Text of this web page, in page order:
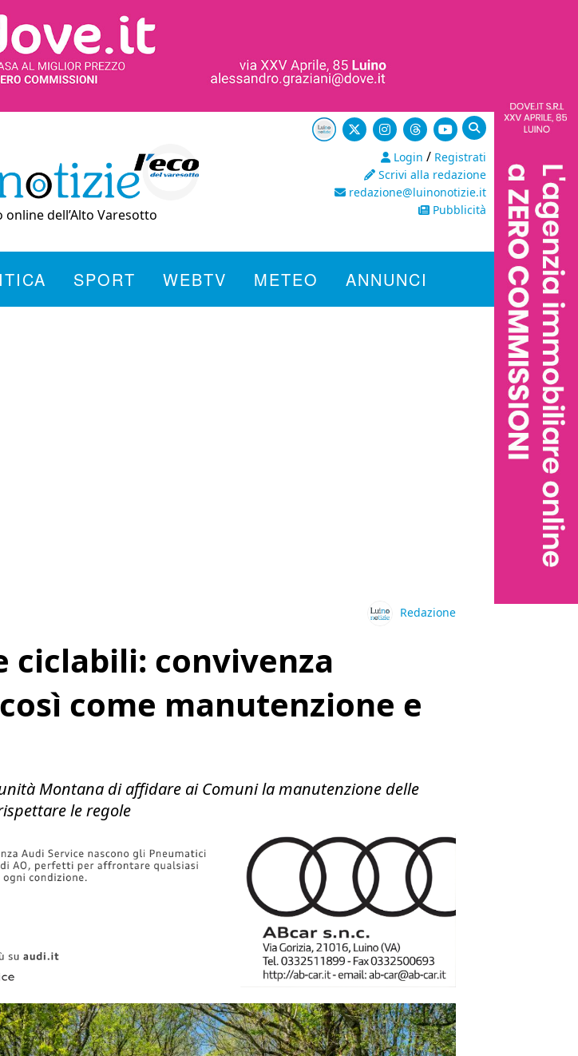
dell’Alto Varesotto
Login / Registrati
Scrivi alla redazione
redazione@luinonotizie.it
Pubblicità
SPORT WEBTV METEO ANNUNCI
Redazione
ciclabili: convivenza
come manutenzione e
Montana di affidare ai Comuni la manutenzione delle
le regole